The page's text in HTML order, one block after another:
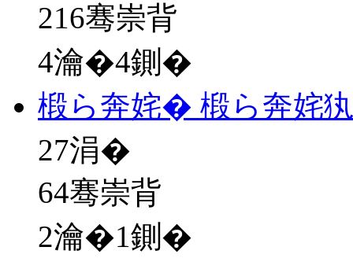
216骞崇背
4瀹�4鍘�
椴ら奔姹� 椴ら奔姹
27涓�
64骞崇背
2瀹�1鍘�